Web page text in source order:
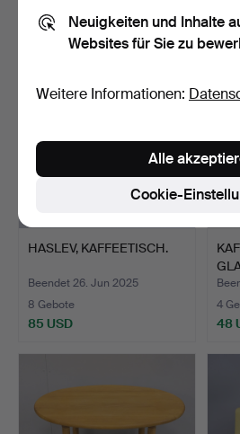
64 USD 154
HASLEV, KAFFEETISCH.
Beendet 26. Jun 2025
8 Gebote
85 USD
4
48
Neuigkeiten und Inhalte
Websites für Sie zu
Weitere Informationen:
Cookie-
Alle